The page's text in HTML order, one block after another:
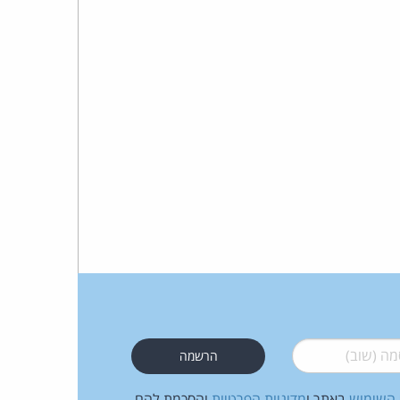
(שוב)*